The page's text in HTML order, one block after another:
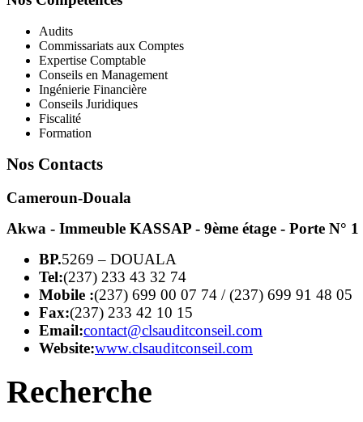
Audits
Commissariats aux Comptes
Expertise Comptable
Conseils en Management
Ingénierie Financière
Conseils Juridiques
Fiscalité
Formation
Nos Contacts
Cameroun-Douala
Akwa - Immeuble KASSAP - 9ème étage - Porte N° 1
BP.5269 – DOUALA
Tel:(237) 233 43 32 74
Mobile :(237) 699 00 07 74 / (237) 699 91 48 05
Fax:(237) 233 42 10 15
Email:contact@clsauditconseil.com
Website:www.clsauditconseil.com
Recherche